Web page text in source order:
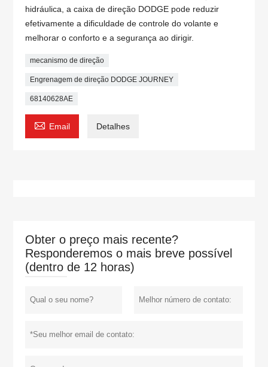
hidráulica, a caixa de direção DODGE pode reduzir
efetivamente a dificuldade de controle do volante e
melhorar o conforto e a segurança ao dirigir.
mecanismo de direção
Engrenagem de direção DODGE JOURNEY
68140628AE
 Email Detalhes
Obter o preço mais recente?
Responderemos o mais breve possível
(dentro de 12 horas)